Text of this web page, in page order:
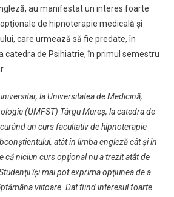
au manifestat un interes foarte
de hipnoterapie medicală şi
care urmează să fie predate, în
catedra de Psihiatrie, în primul semestru
la Universitatea de Medicină,
(UMFST) Târgu Mureş, la catedra de
un curs facultativ de hipnoterapie
atât în limba engleză cât şi în
că niciun curs opţional nu a trezit atât de
îşi mai pot exprima opţiunea de a
viitoare. Dat fiind interesul foarte